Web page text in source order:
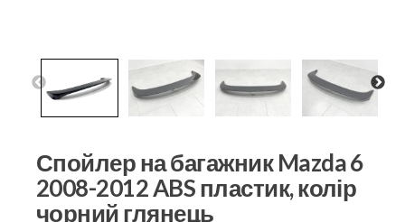
Спойлер на багажник Mazda 6
2008-2012 ABS пластик, колір
чорний глянець